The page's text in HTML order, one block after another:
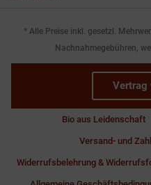
* Alle Preise inkl. gesetzl.
Nachnahmegebühren,
Vertrag
Bio aus Leidenschaft
Versand- und
Widerrufsbelehrung &